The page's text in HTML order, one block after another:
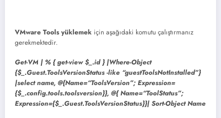
VMware Tools yüklemek için aşağıdaki komutu çalıştırmanız
gerekmektedir.
Get-VM | % { get-view $_.id } |Where-Object
{$_.Guest.ToolsVersionStatus -like “guestToolsNotInstalled”}
|select name, @{Name=“ToolsVersion”; Expression=
{$_.config.tools.toolsversion}}, @{ Name=“ToolStatus”;
Expression={$_.Guest.ToolsVersionStatus}}| Sort-Object Name